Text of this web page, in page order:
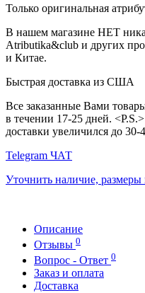
Только оригинальная
В нашем магазине НЕТ
Atributika&club и других
и Китае.
Быстрая доставка из США
Все заказанные Вами
в течении 17-25 дней.
доставки увеличился до 30-
Telegram ЧАТ
Уточнить наличие, размеры
Описание
Отзывы 0
Вопрос - Ответ 0
Заказ и оплата
Доставка